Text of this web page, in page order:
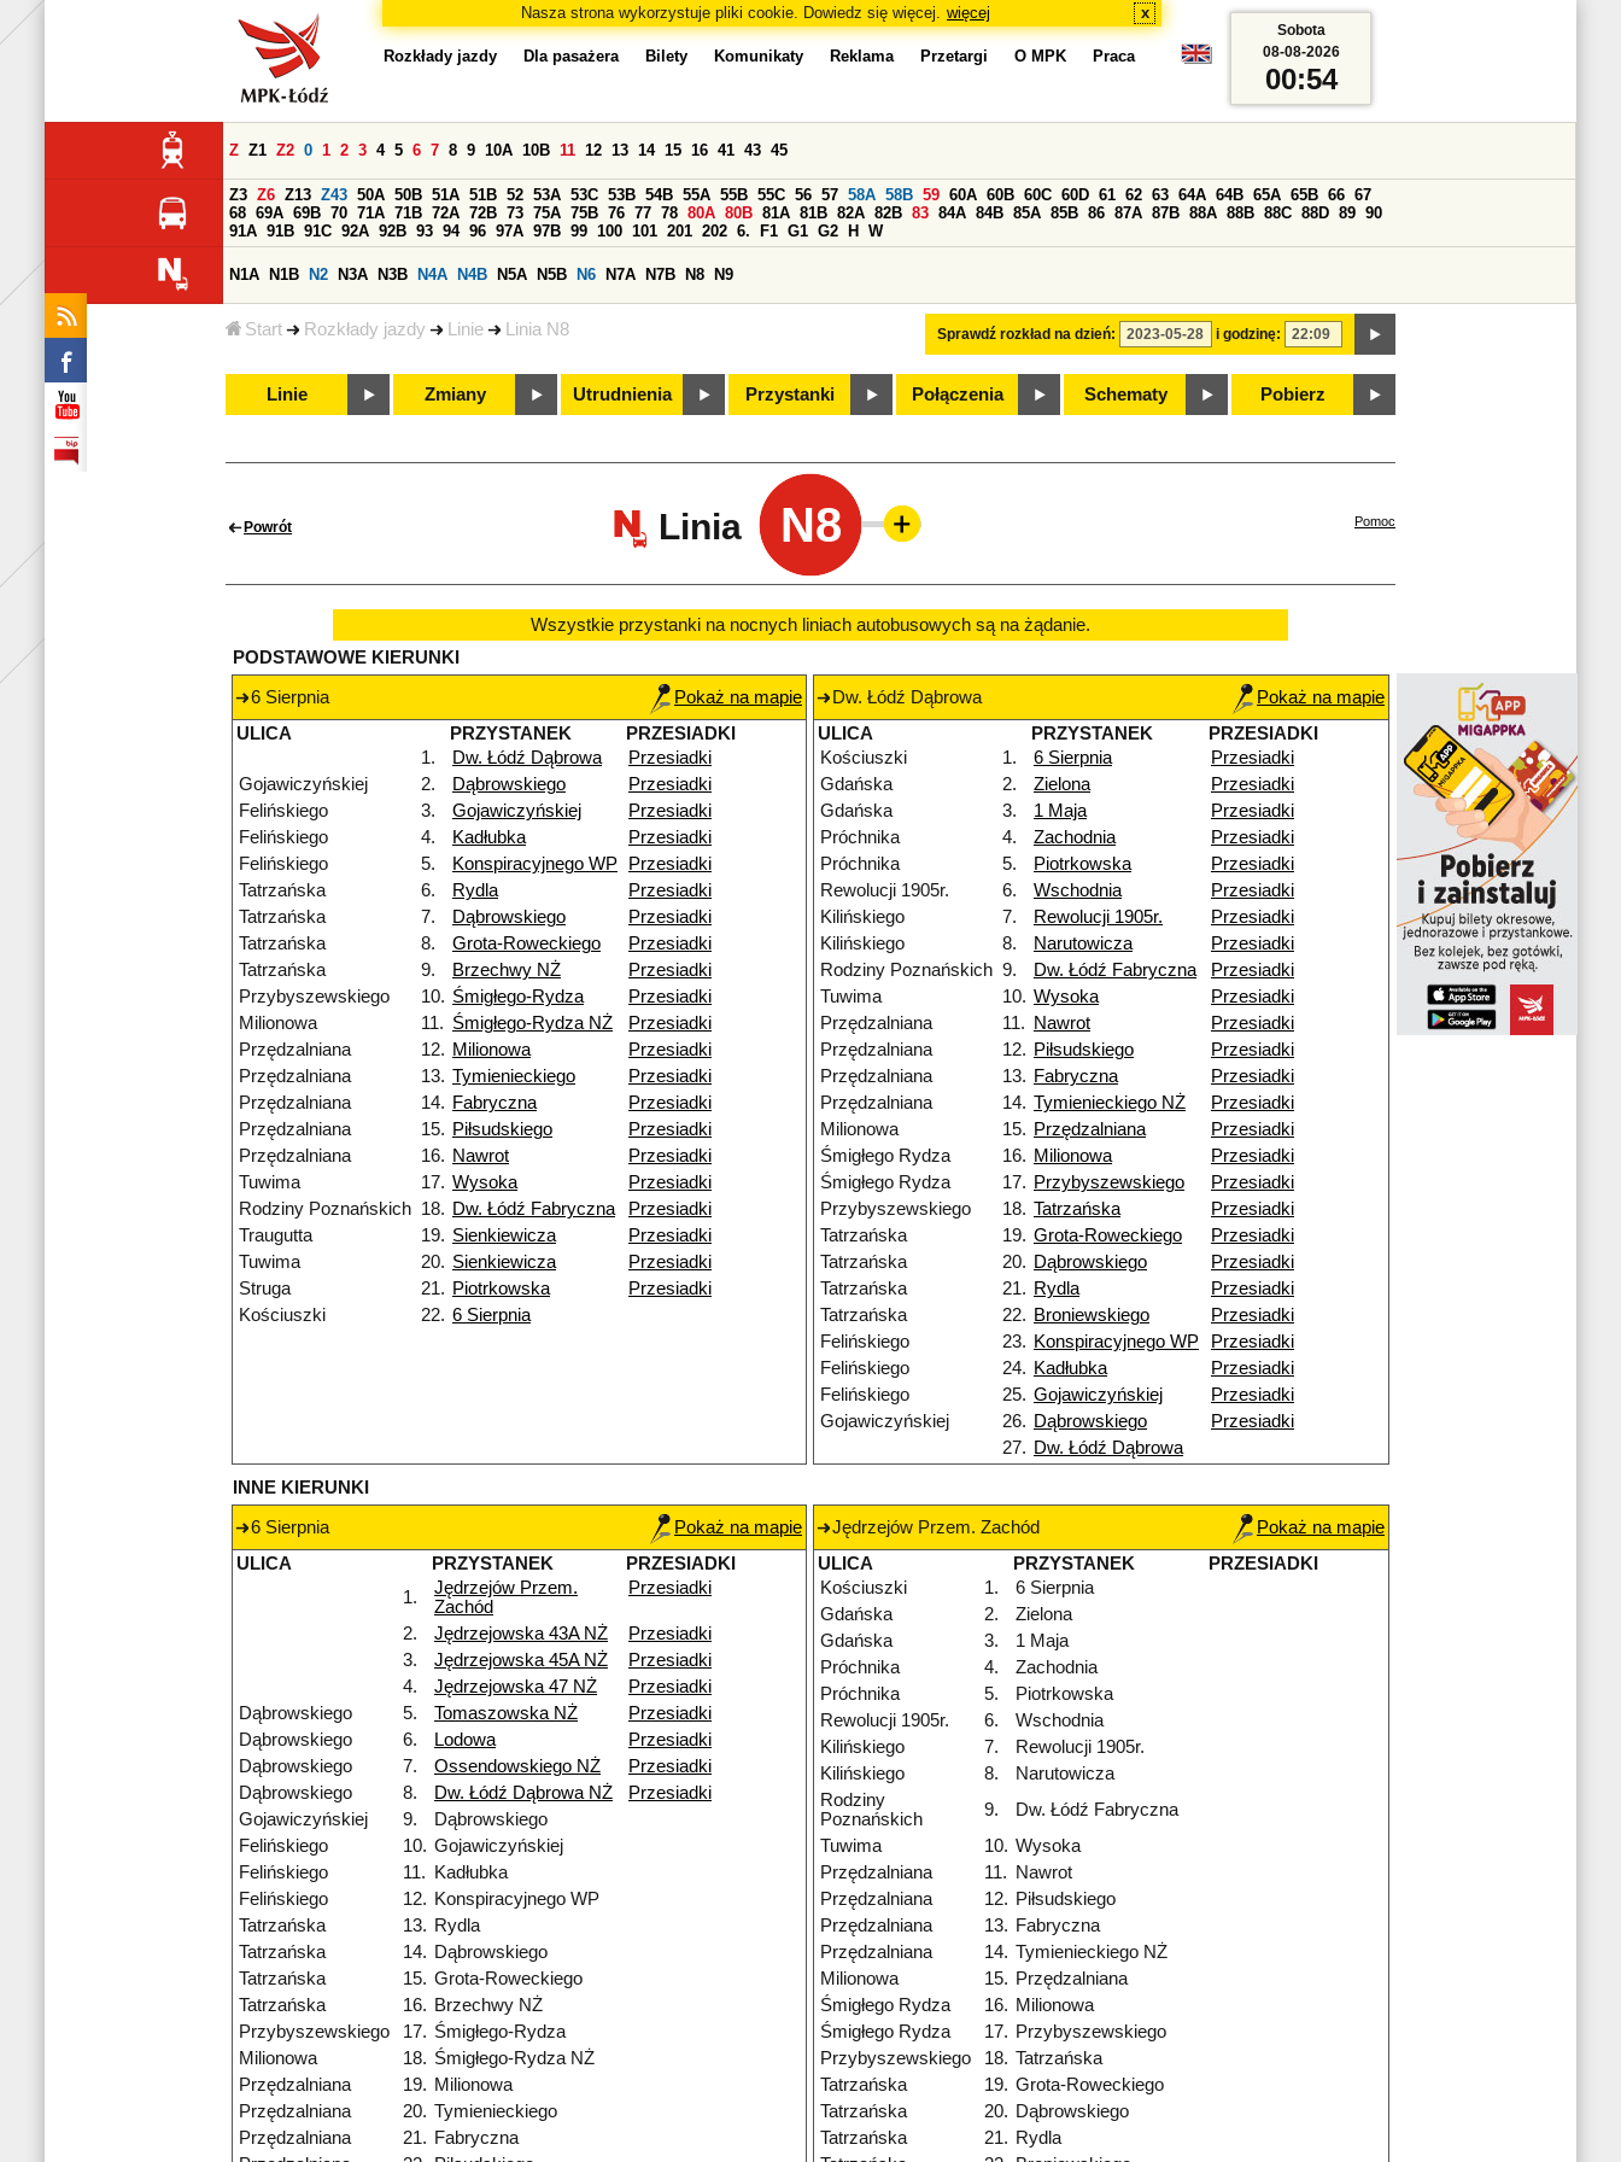
Nasza strona wykorzystuje pliki cookie. Dowiedz się więcej. więcej x
Start Rozkłady jazdy Linie Linia N8
Rozkłady jazdy Dla pasażera Bilety Komunikaty Reklama Przetargi O MPK Praca
Sprawdź rozkład na dzień: i godzinę:
Z Z1 Z2 0 1 2 3 4 5 6 7 8 9 10A 10B 11 12 13 14 15 16 41 43 45
Z3 Z6 Z13 Z43 50A 50B 51A 51B 52 53A 53C 53B 54B 55A 55B 55C 56 57 58A 58B 59 60A 60B 60C 60D 61 62 63 64A 64B 65A 65B 66 67
68 69A 69B 70 71A 71B 72A 72B 73 75A 75B 76 77 78 80A 80B 81A 81B 82A 82B 83 84A 84B 85A 85B 86 87A 87B 88A 88B 88C 88D 89 90
91A 91B 91C 92A 92B 93 94 96 97A 97B 99 100 101 201 202 6. F1 G1 G2 H W
N1A N1B N2 N3A N3B N4A N4B N5A N5B N6 N7A N7B N8 N9
Linie Zmiany Utrudnienia Przystanki Połączenia Schematy Pobierz
Sobota
08-08-2026
00:54
Powrót Linia N8 Pomoc
Wszystkie przystanki na nocnych liniach autobusowych są na żądanie.
PODSTAWOWE KIERUNKI
6 Sierpnia
Pokaż na mapie
ULICA
PRZYSTANEK
PRZESIADKI
1.
Dw. Łódź Dąbrowa
Przesiadki
Gojawiczyńskiej
2. Dąbrowskiego
Przesiadki
Felińskiego
3. Gojawiczyńskiej
Przesiadki
Felińskiego
4. Kadłubka
Przesiadki
Felińskiego
5. Konspiracyjnego WP
Przesiadki
Tatrzańska
6. Rydla
Przesiadki
Tatrzańska
7. Dąbrowskiego
Przesiadki
Tatrzańska
8. Grota-Roweckiego
Przesiadki
Tatrzańska
9. Brzechwy NŻ
Przesiadki
Przybyszewskiego
10. Śmigłego-Rydza
Przesiadki
Milionowa
11. Śmigłego-Rydza NŻ
Przesiadki
Przędzalniana
12. Milionowa
Przesiadki
Przędzalniana
13. Tymienieckiego
Przesiadki
Przędzalniana
14. Fabryczna
Przesiadki
Przędzalniana
15. Piłsudskiego
Przesiadki
Przędzalniana
16. Nawrot
Przesiadki
Tuwima
17. Wysoka
Przesiadki
Rodziny Poznańskich 18. Dw. Łódź Fabryczna
Przesiadki
Traugutta
19. Sienkiewicza
Przesiadki
Tuwima
20. Sienkiewicza
Przesiadki
Struga
21. Piotrkowska
Przesiadki
Kościuszki
22. 6 Sierpnia
Dw. Łódź Dąbrowa
Pokaż na mapie
ULICA
PRZYSTANEK
PRZESIADKI
Kościuszki
1. 6 Sierpnia
Przesiadki
Gdańska
2. Zielona
Przesiadki
Gdańska
3. 1 Maja
Przesiadki
Próchnika
4. Zachodnia
Przesiadki
Próchnika
5. Piotrkowska
Przesiadki
Rewolucji 1905r.
6. Wschodnia
Przesiadki
Kilińskiego
7. Rewolucji 1905r.
Przesiadki
Kilińskiego
8. Narutowicza
Przesiadki
Rodziny Poznańskich 9. Dw. Łódź Fabryczna
Przesiadki
Tuwima
10. Wysoka
Przesiadki
Przędzalniana
11. Nawrot
Przesiadki
Przędzalniana
12. Piłsudskiego
Przesiadki
Przędzalniana
13. Fabryczna
Przesiadki
Przędzalniana
14. Tymienieckiego NŻ
Przesiadki
Milionowa
15. Przędzalniana
Przesiadki
Śmigłego Rydza
16. Milionowa
Przesiadki
Śmigłego Rydza
17. Przybyszewskiego
Przesiadki
Przybyszewskiego
18. Tatrzańska
Przesiadki
Tatrzańska
19. Grota-Roweckiego
Przesiadki
Tatrzańska
20. Dąbrowskiego
Przesiadki
Tatrzańska
21. Rydla
Przesiadki
Tatrzańska
22. Broniewskiego
Przesiadki
Felińskiego
23. Konspiracyjnego WP
Przesiadki
Felińskiego
24. Kadłubka
Przesiadki
Felińskiego
25. Gojawiczyńskiej
Przesiadki
Gojawiczyńskiej
26. Dąbrowskiego
Przesiadki
27. Dw. Łódź Dąbrowa
INNE KIERUNKI
6 Sierpnia
Pokaż na mapie
ULICA
PRZYSTANEK
PRZESIADKI
1.
Jędrzejów Przem.
Zachód
Przesiadki
2. Jędrzejowska 43A NŻ
Przesiadki
3.
Jędrzejowska 45A NŻ
Przesiadki
4.
Jędrzejowska 47 NŻ
Przesiadki
Dąbrowskiego
5. Tomaszowska NŻ
Przesiadki
Dąbrowskiego
6. Lodowa
Przesiadki
Dąbrowskiego
7. Ossendowskiego NŻ
Przesiadki
Dąbrowskiego
8. Dw. Łódź Dąbrowa NŻ
Przesiadki
Gojawiczyńskiej
9.
Dąbrowskiego
Felińskiego
10. Gojawiczyńskiej
Felińskiego
11.
Kadłubka
Felińskiego
12. Konspiracyjnego WP
Tatrzańska
13. Rydla
Tatrzańska
14. Dąbrowskiego
Tatrzańska
15. Grota-Roweckiego
Tatrzańska
16. Brzechwy NŻ
Przybyszewskiego
17. Śmigłego-Rydza
Milionowa
18. Śmigłego-Rydza NŻ
Przędzalniana
19. Milionowa
Przędzalniana
20. Tymienieckiego
Przędzalniana
21. Fabryczna
Jędrzejów Przem. Zachód
Pokaż na mapie
ULICA
PRZYSTANEK
PRZESIADKI
Kościuszki
1.
6 Sierpnia
Gdańska
2.
Zielona
Gdańska
3.
1 Maja
Próchnika
4.
Zachodnia
Próchnika
5.
Piotrkowska
Rewolucji 1905r.
6.
Wschodnia
Kilińskiego
7.
Rewolucji 1905r.
Kilińskiego
8.
Narutowicza
Rodziny
Poznańskich
9.
Dw. Łódź Fabryczna
Tuwima
10. Wysoka
Przędzalniana
11.
Nawrot
Przędzalniana
12. Piłsudskiego
Przędzalniana
13. Fabryczna
Przędzalniana
14. Tymienieckiego NŻ
Milionowa
15. Przędzalniana
Śmigłego Rydza
16. Milionowa
Śmigłego Rydza
17. Przybyszewskiego
Przybyszewskiego
18. Tatrzańska
Tatrzańska
19. Grota-Roweckiego
Tatrzańska
20. Dąbrowskiego
Tatrzańska
21. Rydla